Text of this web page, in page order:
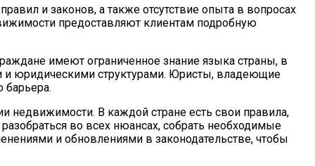
и законов, а также отсутствие опыта в вопросах
предоставляют клиентам подробную
имеют ограниченное знание языка страны, в
и юридическими структурами. Юристы, владеющие
недвижимости. В каждой стране есть свои правила,
во всех нюансах, собрать необходимые
и обновлениями в законодательстве, чтобы